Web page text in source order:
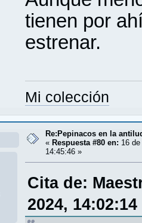
tienen por
estrenar.
Mi colección
Re:Pepinacos en la
« Respuesta #80 en: 16
14:45:46 »
Cita de:
2024, 14:02:14